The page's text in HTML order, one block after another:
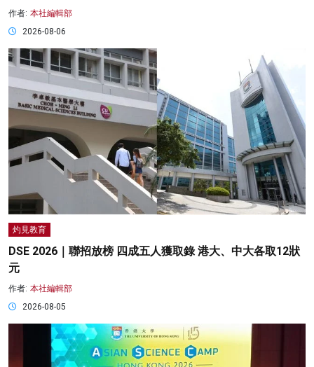
作者: 本社編輯部
2026-08-06
灼見教育
DSE 2026｜聯招放榜 四成五人獲取錄 港大、中大各取12狀
元
作者: 本社編輯部
2026-08-05